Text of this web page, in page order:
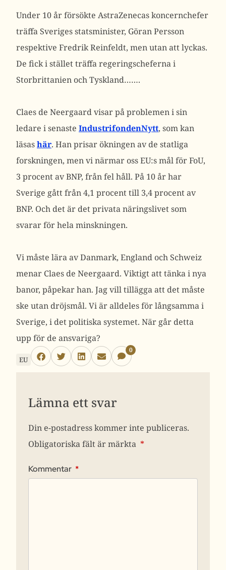
Under 10 år försökte AstraZenecas koncernchefer
träffa Sveriges statsminister, Göran Persson
respektive Fredrik Reinfeldt, men utan att lyckas.
De fick i stället träffa regeringscheferna i
Storbrittanien och Tyskland…….
Claes de Neergaard visar på problemen i sin
ledare i senaste IndustrifondenNytt, som kan
läsashär. Han prisar ökningen av de statliga
forskningen, men vi närmar oss EU:s mål för FoU,
3 procent av BNP, från fel håll. På 10 år har
Sverige gått från 4,1 procent till 3,4 procent av
BNP. Och det är det privata näringslivet som
svarar för hela minskningen.
Vi måste lära av Danmark, England och Schweiz
menar Claes de Neergaard. Viktigt att tänka i nya
banor, påpekar han. Jag vill tillägga att det måste
ske utan dröjsmål. Vi är alldeles för långsamma i
Sverige, i det politiska systemet. När går detta
upp för de ansvariga?
EU
0
Lämna ett svar
Din e-postadress kommer inte publiceras.
Obligatoriska fält är märkta *
Kommentar *